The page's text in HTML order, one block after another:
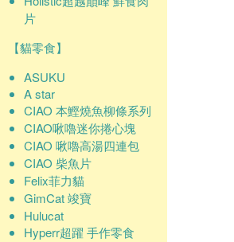
片
【貓零食】
ASUKU
A star
CIAO 本鰹燒魚柳條系列
CIAO啾嚕迷你捲心塊
CIAO 啾嚕高湯四連包
CIAO 柴魚片
Felix菲力貓
GimCat 竣寶
Hulucat
Hyperr超躍 手作零食